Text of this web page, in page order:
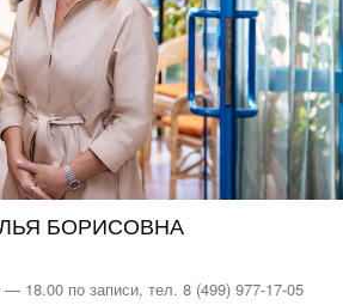
БОРИСОВНА
18.00 по записи, тел. 8 (499) 977-17-05